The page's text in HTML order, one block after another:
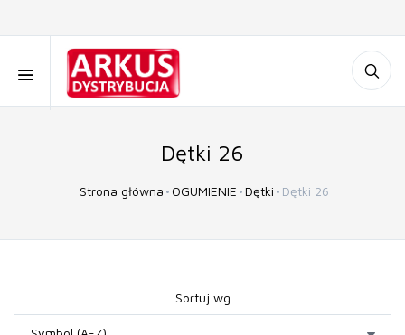
Dętki 26
Strona główna OGUMIENIE Dętki Dętki 26
Sortuj wg